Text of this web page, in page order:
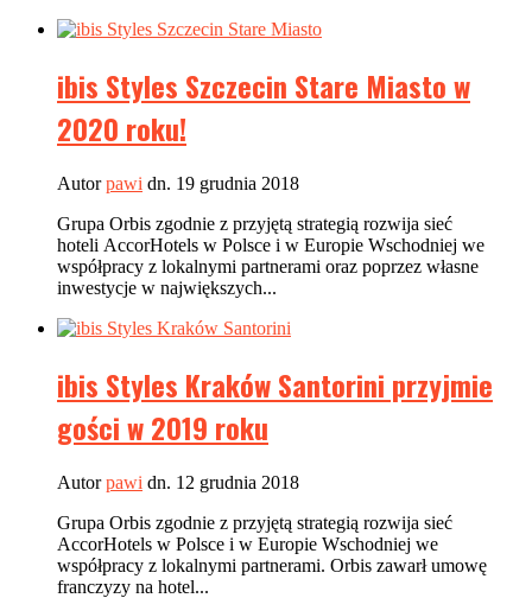
ibis Styles Szczecin Stare Miasto w
2020 roku!
Autorpawi dn. 19 grudnia 2018
Grupa Orbis zgodnie z przyjętą strategią rozwija sieć
hoteli AccorHotels w Polsce i w Europie Wschodniej we
współpracy z lokalnymi partnerami oraz poprzez własne
inwestycje w największych...
ibis Styles Kraków Santorini przyjmie
gości w 2019 roku
Autorpawi dn. 12 grudnia 2018
Grupa Orbis zgodnie z przyjętą strategią rozwija sieć
AccorHotels w Polsce i w Europie Wschodniej we
współpracy z lokalnymi partnerami. Orbis zawarł umowę
franczyzy na hotel...